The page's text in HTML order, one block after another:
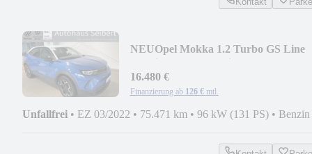
NEUOpel Mokka 1.2 Turbo GS Line
16.480 €
Finanzierung ab 126 € mtl.
Unfallfrei • EZ 03/2022 • 75.471 km • 96 kW (131 PS) • Benzin